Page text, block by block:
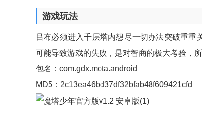
游戏玩法
吕布必须进入千层塔内想尽一切办法突破重
可能导致游戏的失败，是对智商的极大考验，
包名：com.gdx.mota.android
MD5：2c13ea46bd37df32bfab48f609421cfd